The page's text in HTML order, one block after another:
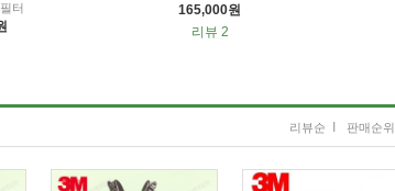
터
165,000원
리뷰 2
리뷰순 판매순위